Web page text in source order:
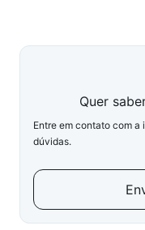
Quer
Entre em contato com
dúvidas.